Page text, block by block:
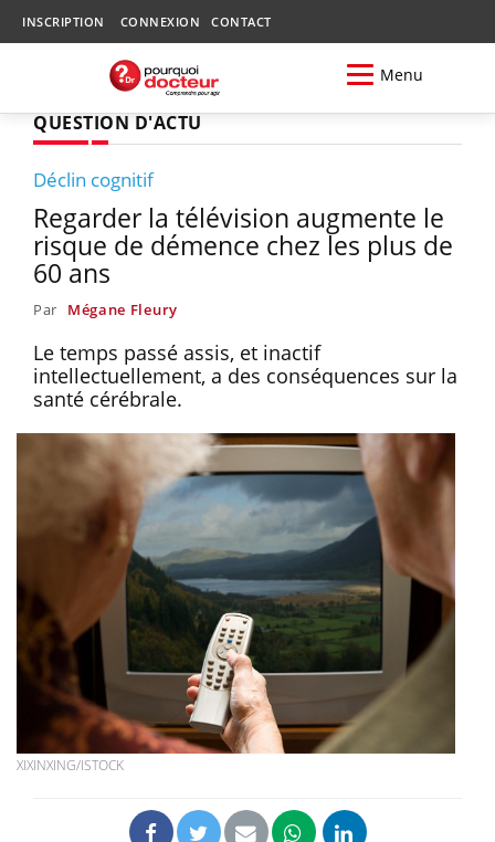
INSCRIPTION CONNEXION CONTACT
Menu
QUESTION D'ACTU
Déclin cognitif
Regarder la télévision augmente le
risque de démence chez les plus de
60 ans
Par Mégane Fleury
Le temps passé assis, et inactif
intellectuellement, a des conséquences sur la
santé cérébrale.
XIXINXING/ISTOCK